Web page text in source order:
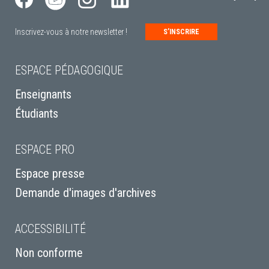
Inscrivez-vous à notre newsletter ! S’INSCRIRE
ESPACE PÉDAGOGIQUE
Enseignants
Étudiants
ESPACE PRO
Espace presse
Demande d'images d'archives
ACCESSIBILITÉ
Non conforme